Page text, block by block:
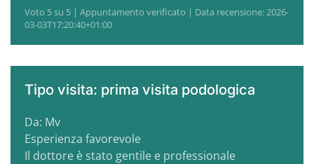
Voto 5 su 5 | Appuntamento verificato | Data recensione: 2026-
03-03T17:20:40+01:00
Tipo visita: prima visita podologica
Da: Mv
Esperienza favorevole
Il dottore è stato gentile e professionale